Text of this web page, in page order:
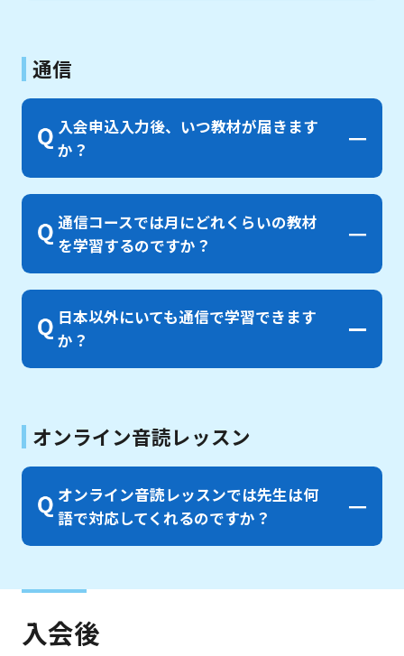
通信
入会申込入力後、いつ教材が届きます
か？
通信コースでは月にどれくらいの教材
を学習するのですか？
日本以外にいても通信で学習できます
か？
オンライン音読レッスン
オンライン音読レッスンでは先生は何
語で対応してくれるのですか？
入会後